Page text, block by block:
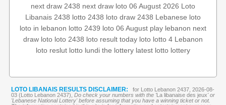
next draw 2438 next draw loto 06 August 2026 Loto
Libanais 2438 lotto 2438 loto draw 2438 Lebanese loto
loto in lebanon lotto 2439 loto 06 August play lebanon next
draw loto loto 2438 loto result today loto lotto 4 Lebanon
loto reslut lotto lundi the lottery latest lotto lottery
LOTO LIBANAIS RESULTS DISCLAIMER:
for Lotto Lebanon 2437, 2026-08-
03 (Lotto Lebanon 2437), Do check your numbers with the 'La libanaise des jeux' or
'Lebanese National Lottery' before assuming that you have a winning ticket or not.